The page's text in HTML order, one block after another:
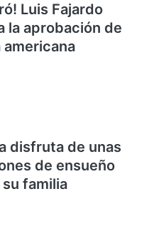
Luis Fajardo
la aprobación de
americana
disfruta de unas
de ensueño
familia